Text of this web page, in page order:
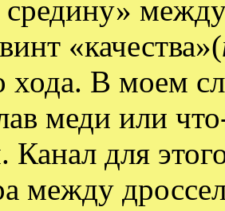
средину»
«качества»(
хода. В моем
меди или
Канал для
между